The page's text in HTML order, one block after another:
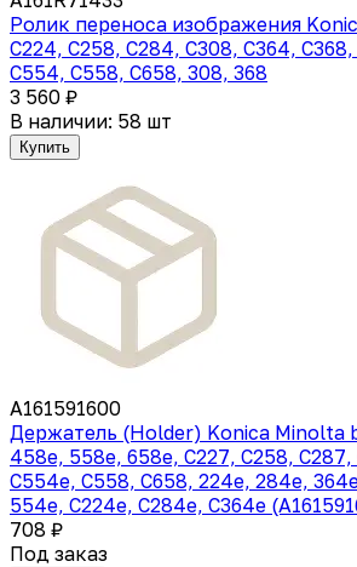
Ролик переноса изображения
C224, C258, C284, C308, C364,
C554, C558, C658, 308, 368
3 560 ₽
В наличии: 58 шт
Купить
A161591600
Держатель (Holder) Konica Minolta
458e, 558e, 658e, C227, C258,
C554e, C558, C658, 224e, 284e,
554e, C224e, C284e, C364e
708 ₽
Под заказ